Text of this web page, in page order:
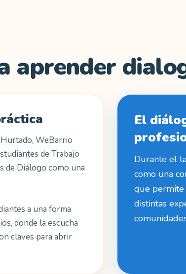
aprender
WeBarrio
de Trabajo
de Diálogo como una
a una forma
donde la escucha
claves para abrir
El
Durante el
como una
que permite
distintas